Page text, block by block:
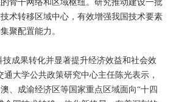
骨干网络和区域枢纽。研究推动建设一批
术转移区域中心，有效增强我国技术要素
聚配置能力。
成果转化并显著提升经济效益和社会效
通大学公共政策研究中心主任陈光表示，
、成渝经济区等国家重点区域面向“十四